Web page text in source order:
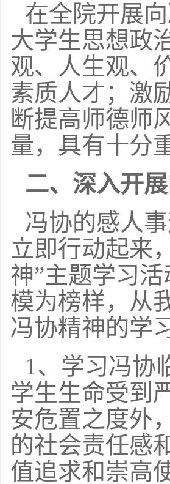
在全院开展
大学生思想政
观、人生观、
素质人才；激
断提高师德师
量，具有十分
二、深入开
冯协的感人
立即行动起来
神”主题学习
模为榜样，从
冯协精神的学
1、学习冯协
学生生命受到
安危置之度外
的社会责任感
值追求和崇高